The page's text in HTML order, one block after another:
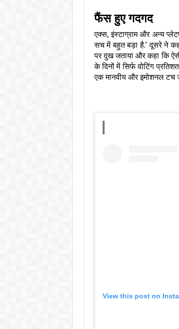
फैंस हुए गदगद
एक्स, इंस्टाग्राम और अन्य
सच में बहुत बड़ा है.’ दूसरे ने
पर दुख जताया और कहा कि
के दिनों में सिर्फ वोटिंग
एक मानवीय और इमोशनल टच
View this post on